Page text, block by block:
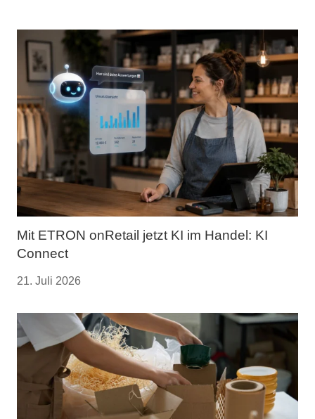
Mit ETRON onRetail jetzt KI im Handel: KI
Connect
21. Juli 2026